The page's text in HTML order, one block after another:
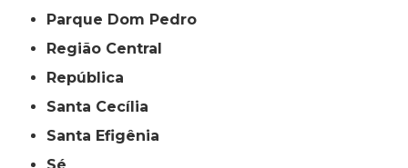
Parque Dom Pedro
Região Central
República
Santa Cecília
Santa Efigênia